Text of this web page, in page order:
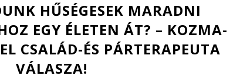
HŰSÉGESEK MARADNI
EGY ÉLETEN ÁT? – KOZMA-
CSALÁD-ÉS PÁRTERAPEUTA
VÁLASZA!